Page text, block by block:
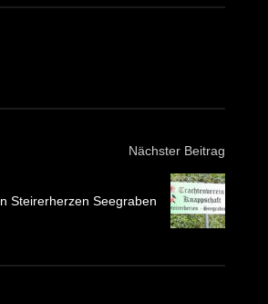
Nächster Beitrag
Stei­rer­her­zen See­gra­ben